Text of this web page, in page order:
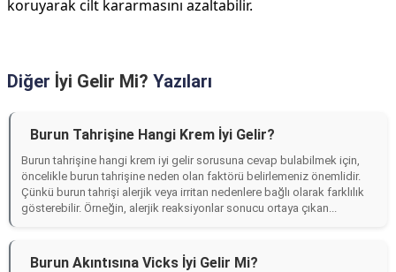
koruyarak cilt kararmasını azaltabilir.
Diğer İyi Gelir Mi? Yazıları
Burun Tahrişine Hangi Krem İyi Gelir?
Burun tahrişine hangi krem iyi gelir sorusuna cevap bulabilmek için,
öncelikle burun tahrişine neden olan faktörü belirlemeniz önemlidir.
Çünkü burun tahrişi alerjik veya irritan nedenlere bağlı olarak farklılık
gösterebilir. Örneğin, alerjik reaksiyonlar sonucu ortaya çıkan...
Burun Akıntısına Vicks İyi Gelir Mi?